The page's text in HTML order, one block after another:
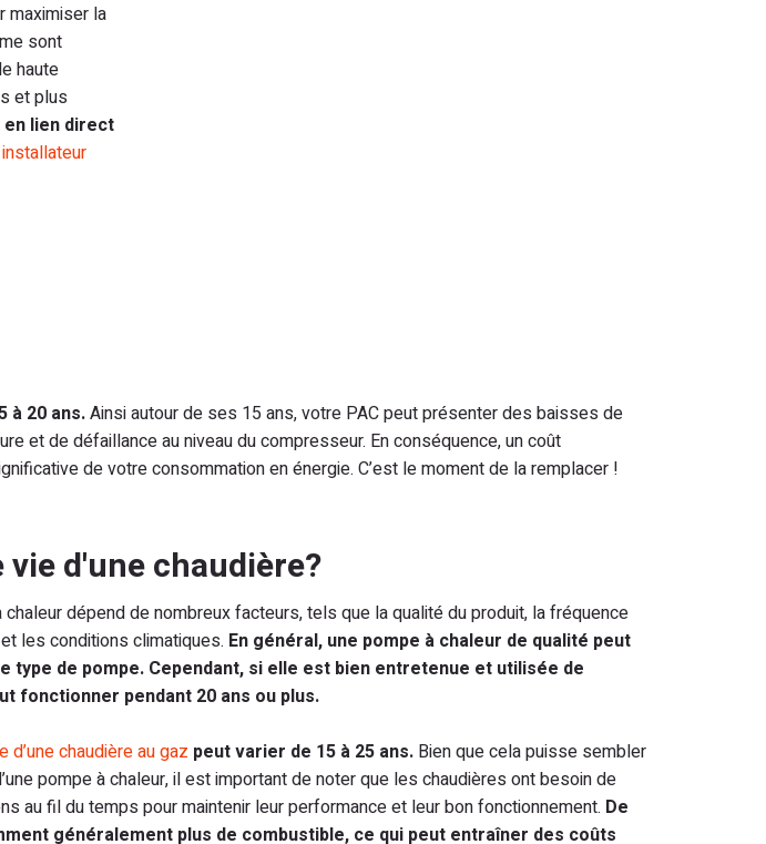
maximiser la
sont
haute
et plus
en lien direct
installateur
à 20 ans.Ainsi autour de ses 15 ans, votre PAC peut présenter des baisses de
et de défaillance au niveau du compresseur. En conséquence, un coût
de votre consommation en énergie. C’est le moment de la remplacer !
d'une chaudière?
chaleur dépend de nombreux facteurs, tels que la qualité du produit, la fréquence
les conditions climatiques. En général, une pompe à chaleur de qualité peut
type de pompe. Cependant, si elle est bien entretenue et utilisée de
fonctionner pendant 20 ans ou plus.
d’une chaudière au gaz peut varier de 15 à 25 ans. Bien que cela puisse sembler
pompe à chaleur, il est important de noter que les chaudières ont besoin de
au fil du temps pour maintenir leur performance et leur bon fonctionnement. De
généralement plus de combustible, ce qui peut entraîner des coûts